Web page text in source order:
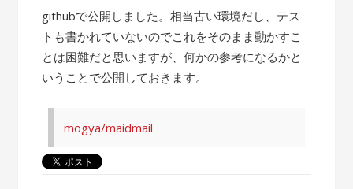
githubで公開しました。相当古い環境だし、テス
トも書かれていないのでこれをそのまま動かすこ
とは困難だと思いますが、何かの参考になるかと
いうことで公開しておきます。
mogya/maidmail